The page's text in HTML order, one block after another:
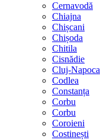
Cernavodă
Chiajna
Chișcani
Chișoda
Chitila
Cisnădie
Cluj-Napoca
Codlea
Constanța
Corbu
Corbu
Coroieni
Costinești